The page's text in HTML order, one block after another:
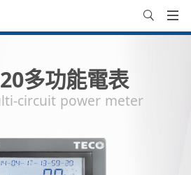
多功能電表
circuit power meter